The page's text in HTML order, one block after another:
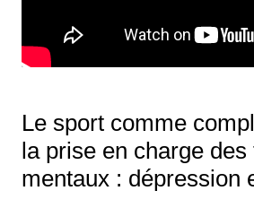
Le sport comme
la prise en charge des
mentaux : dépression